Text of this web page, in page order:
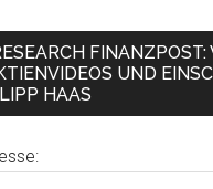
FINANZPOST:
UND
HAAS